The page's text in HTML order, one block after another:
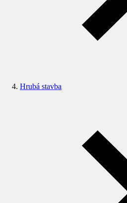
Hrubá stavba